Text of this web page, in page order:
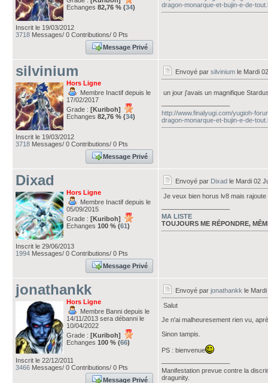
Echanges 82,76 % (34)
Inscrit le 19/03/2012
3718 Messages/ 0 Contributions/ 0 Pts
Message Privé
dragon-monarque-et-bujin-e-de-
silvinium
Hors Ligne
Membre Inactif depuis le
17/02/2017
Grade : [Kuriboh]
Echanges 82,76 % (34)
Inscrit le 19/03/2012
3718 Messages/ 0 Contributions/ 0 Pts
Message Privé
Envoyé par silvinium le Mardi
un jour j'avais un magnifique
http://www.finalyugi.com/yugioh-
dragon-monarque-et-bujin-e-de-
Dixad
Hors Ligne
Membre Inactif depuis le
05/09/2015
Grade : [Kuriboh]
Echanges 100 % (61)
Inscrit le 29/06/2013
1994 Messages/ 0 Contributions/ 0 Pts
Message Privé
Envoyé par Dixad le Mardi 02
Je veux bien horus lv8 mais
MA LISTE
TOUJOURS ME RÉPONDRE,
jonathankk
Hors Ligne
Membre Banni depuis le
14/11/2013 sera débanni le
10/04/2022
Grade : [Kuriboh]
Echanges 100 % (66)
Inscrit le 22/12/2011
3466 Messages/ 0 Contributions/ 0 Pts
Message Privé
Envoyé par jonathankk le
Salut
Je n'ai malheuresement rien vu,
Sinon tampis.
PS : bienvenue
Manifestation prevue contre la
dragunity.